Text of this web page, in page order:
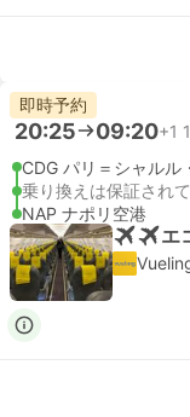
即時予約
20:25 09:20+1
CDG パリ＝シャルル
乗り換えは保証され
NAP ナポリ空港
エ